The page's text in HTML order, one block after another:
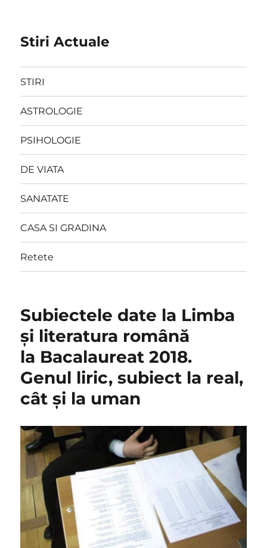
Stiri Actuale
STIRI
ASTROLOGIE
PSIHOLOGIE
DE VIATA
SANATATE
CASA SI GRADINA
Retete
Subiectele date la Limba
și literatura română
la Bacalaureat 2018.
Genul liric, subiect la real,
cât și la uman